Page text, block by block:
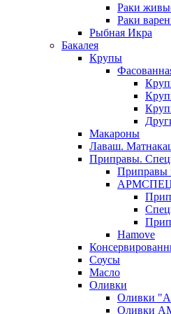
Раки
Раки
Рыбная Икра
Бакалея
Крупы
Макароны
Лаваш.
Приправы.
Приправы
Hamove
Соусы
Масло
Оливки
Оливки
Оливки